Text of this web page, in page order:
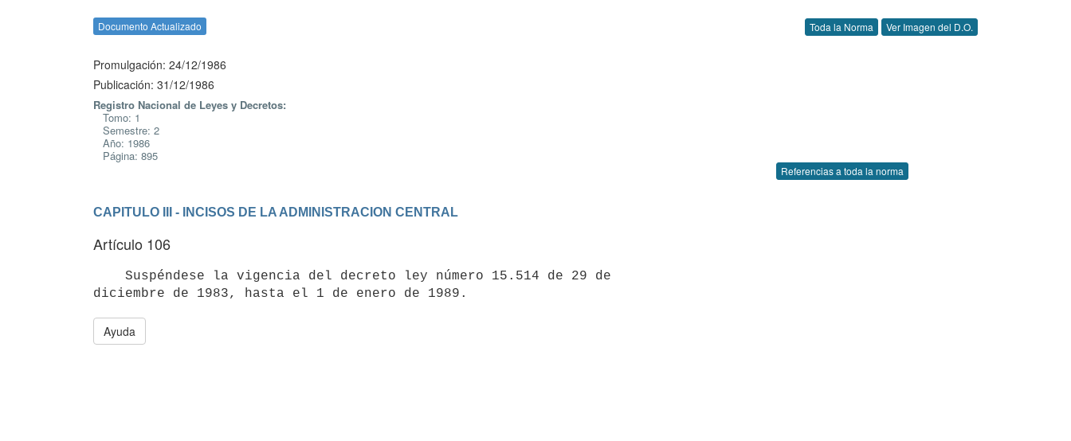
Documento Actualizado Toda la Norma Ver Imagen del D.O.
Promulgación: 24/12/1986
Publicación: 31/12/1986
Registro Nacional de Leyes y Decretos:
Tomo: 1
Semestre: 2
Año: 1986
Página: 895
Referencias a toda la norma
CAPITULO III - INCISOS DE LA ADMINISTRACION CENTRAL
Artículo 106
Ayuda